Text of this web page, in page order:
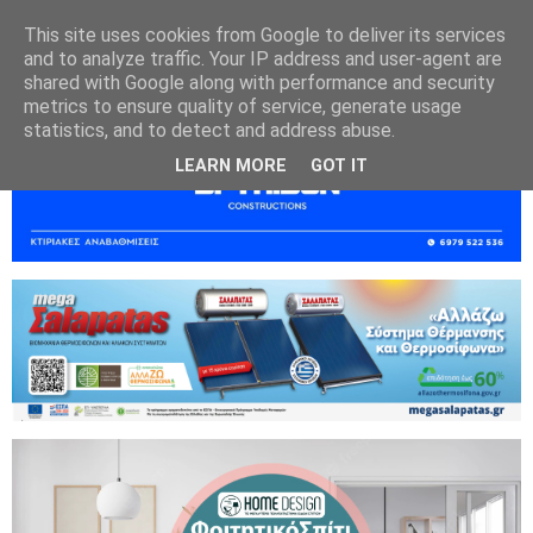
This site uses cookies from Google to deliver its services
and to analyze traffic. Your IP address and user-agent are
shared with Google along with performance and security
metrics to ensure quality of service, generate usage
statistics, and to detect and address abuse.
LEARN MORE GOT IT